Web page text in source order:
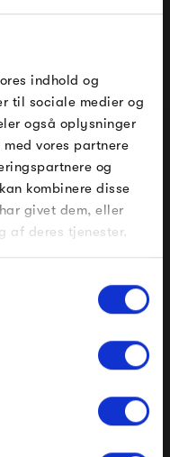
indhold og
til sociale medier og
også oplysninger
vores partnere
og
kombinere disse
givet dem, eller
af deres tjenester.
2 499,00 kr
4 425,00 kr
ORDRE
til dig på
at indløse
File Under
e-